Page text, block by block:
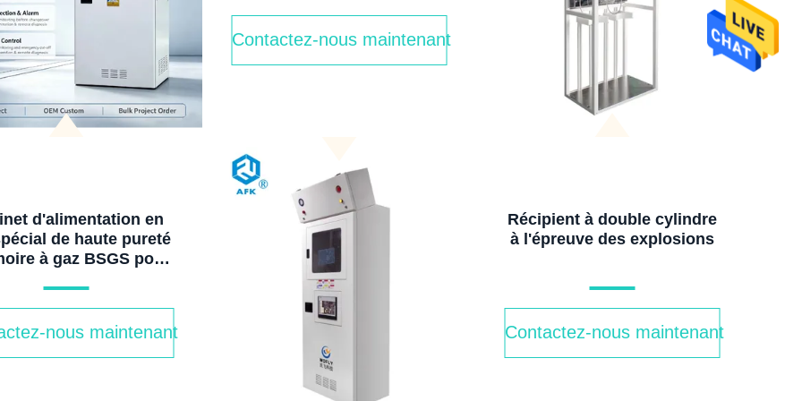
d'alimentation en
de haute pureté
à gaz BSGS pour
CE certifié ISO
direct
nous maintenant
Contactez-nous maintenant
Récipient à double cylindre
à l'épreuve des explosions
Contactez-nous maintenant